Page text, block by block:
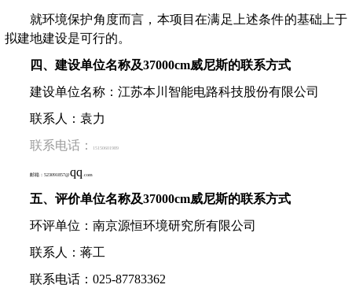
就环境保护角度而言，本项目在满足上述条件的基础上于
拟建地建设是可行的。
四、建设单位名称及37000cm威尼斯的联系方式
建设单位名称： 江苏本川智能电路科技股份有限公司
联系人： 袁力
联系电话：
15150601989
邮箱： 523091857@qq .com
五、 评价单位名称及37000cm威尼斯的联系方式
环评单位：南京源恒环境研究所有限公司
联系人： 蒋工
联系电话： 025-87783362